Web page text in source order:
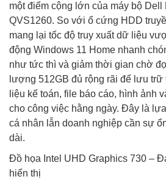
một điểm cộng lớn của máy bộ Dell
QVS1260. So với ổ cứng HDD
mang lại tốc độ truy xuất dữ liệu
động Windows 11 Home nhanh
như tức thì và giảm thời gian chờ
lượng 512GB đủ rộng rãi để lưu
liệu kế toán, file báo cáo, hình ảnh
cho công việc hằng ngày. Đây là
cá nhân lẫn doanh nghiệp cần sự
dài.
Đồ họa Intel UHD Graphics 730 –
hiển thị